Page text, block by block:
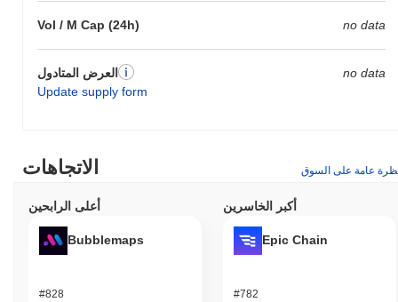
Vol / M Cap (24h) no data
العرض المتادول
Update supply form
no data
الاتجاهات عامة على السوق
أعلى الرابحين
Bubblemaps
#828
أكبر الخاسرين
Epic Chain
#782